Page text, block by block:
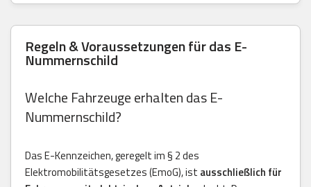
Regeln & Voraussetzungen für das E-
Nummernschild
Welche Fahrzeuge erhalten das E-
Nummernschild?
Das E-Kennzeichen, geregelt im § 2 des
Elektromobilitätsgesetzes (EmoG), ist ausschließlich für